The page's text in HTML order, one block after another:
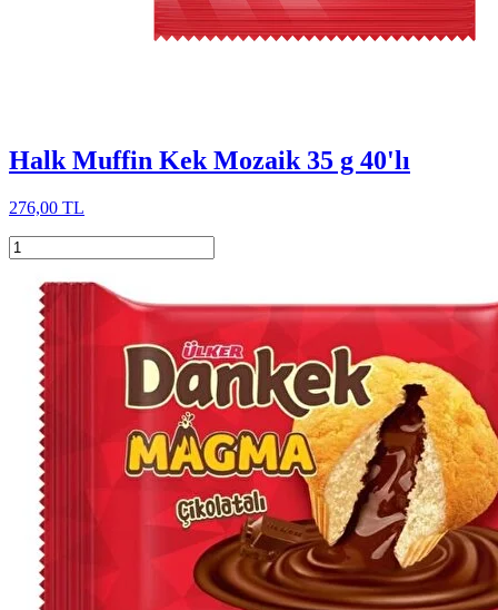
Halk Muffin Kek Mozaik 35 g 40'lı
276,00 TL